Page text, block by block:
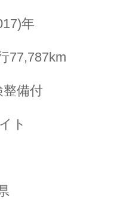
年
77,787km
備付
ト